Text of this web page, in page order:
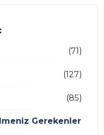
(71)
(127)
(85)
Gerekenler